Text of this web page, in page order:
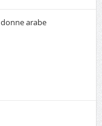
arabe